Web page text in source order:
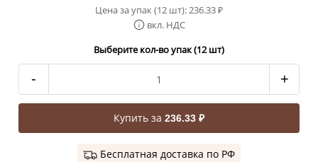
Цена за упак (12 шт):236.33₽
вкл. НДС
Выберите кол-во упак (12 шт)
- +
Купить за 236.33 ₽
Бесплатная доставка по РФ